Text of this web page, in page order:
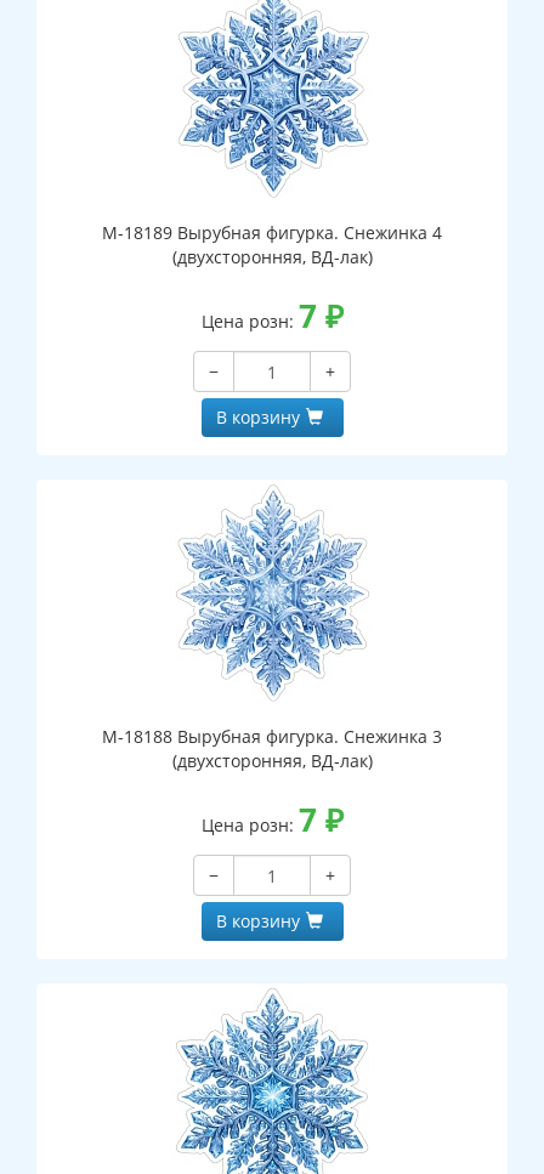
М-18189 Вырубная фигурка. Снежинка 4
(двухсторонняя, ВД-лак)
Цена розн: 7 ₽
−
+
В корзину
М-18188 Вырубная фигурка. Снежинка 3
(двухсторонняя, ВД-лак)
Цена розн: 7 ₽
−
+
В корзину